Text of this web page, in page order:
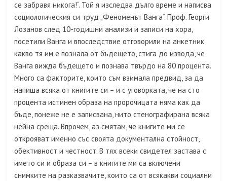
се забравя никога!“. Той я изследва дълго време и написва
социологическия си труд „Феноменът Ванга“. Проф. Георги
Лозанов след 10-годишни анализи и записи на хора,
посетили Ванга и впоследствие отговорили на анкетник
какво тя им е познала от бъдещето, стига до извода, че
Ванга вижда бъдещето и познава твърдо на 80 процента.
Много са факторите, които съм взимала предвид, за да
напиша всяка от книгите си – и с уговорката, че на сто
процента истинен образа на пророчицата няма как да
бъде, понеже не е записвана, нито стенографирана всяка
нейна среща. Впрочем, аз смятам, че книгите ми се
открояват именно със своята документална стойност,
обективност и честност. В тях всеки свидетел застава с
името си и образа си – в книгите ми са включени
снимките на разказвачите, които са от всякакви социални